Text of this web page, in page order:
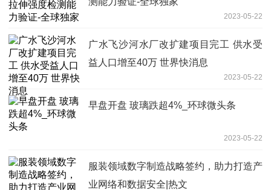
2023-05-22
广水飞沙河水厂改扩建项目完工 供水受
益人口增至40万 世界快消息
2023-05-22
早盘开盘 玻璃跌超4%_环球微头条
2023-05-22
服装领域数字制造战略签约，助力打造产
业网络和数据安全|热文